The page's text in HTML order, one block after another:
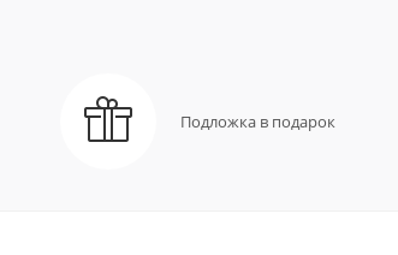
Подложка в подарок